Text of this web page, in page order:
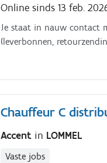
Online sinds 13 feb.
Je staat in nauw contact
(leverbonnen,
Chauffeur C
Accent in LOMMEL
Vaste jobs